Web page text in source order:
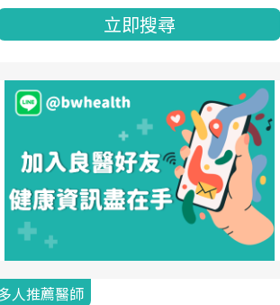
立即搜尋
人推薦醫師